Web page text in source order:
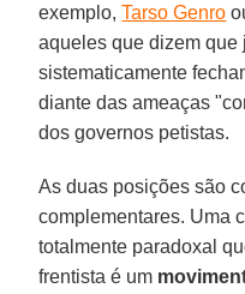
exemplo,Tarso Genro
aqueles que dizem que
sistematicamente
diante das ameaças
dos governos petistas.
As duas posições são
complementares. Uma
totalmente paradoxal
frentista é um